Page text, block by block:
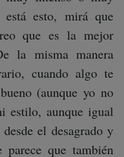
está esto, mirá que
que es la mejor
la misma manera
cuando algo te
(aunque yo no
estilo, aunque igual
el desagrado y
que también